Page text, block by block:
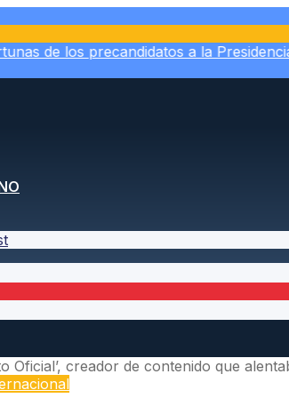
de los precandidatos a la Presidencia
Oficial’, creador de contenido que